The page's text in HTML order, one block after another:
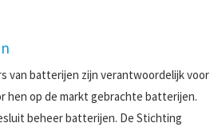
van batterijen zijn verantwoordelijk voor
hen op de markt gebrachte batterijen.
beheer batterijen. De Stichting